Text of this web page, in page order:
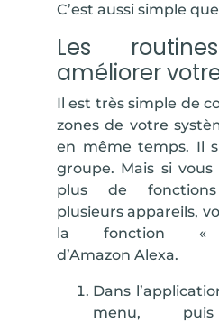
C’est aussi simple
Les
améliorer
Il est très simple de
zones de votre
en même temps. Il
groupe. Mais si
plus de
plusieurs appareils,
la fonction
d’Amazon Alexa.
Dans
menu, puis